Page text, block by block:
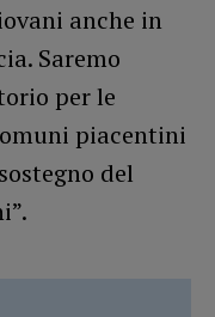
anche in
Saremo
per le
piacentini
del